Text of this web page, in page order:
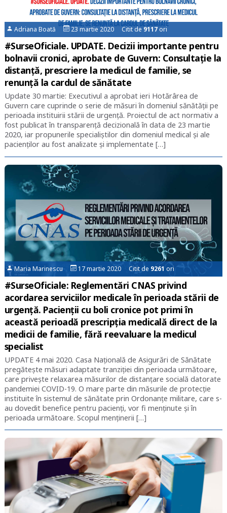
Adriana Boată 23 martie 2020 Citit de 9117ori
#SurseOficiale. UPDATE. Decizii importante pentru
bolnavii cronici, aprobate de Guvern: Consultație la
distanță, prescriere la medicul de familie, se
renunță la cardul de sănătate
Update 30 martie: Executivul a aprobat ieri Hotărârea de
Guvern care cuprinde o serie de măsuri în domeniul sănătății pe
perioada instituirii stării de urgență. Proiectul de act normativ a
fost publicat în transparență decizională în data de 23 martie
2020, iar propunerile specialiștilor din domeniul medical și ale
pacienților au fost analizate și implementate […]
Maria Marinescu 17 martie 2020 Citit de 9261 ori
#SurseOficiale: Reglementări CNAS privind
acordarea serviciilor medicale în perioada stării de
urgență. Pacienții cu boli cronice pot primi în
această perioadă prescripția medicală direct de la
medicii de familie, fără reevaluare la medicul
specialist
UPDATE 4 mai 2020. Casa Națională de Asigurări de Sănătate
pregătește măsuri adaptate tranziției din perioada următoare,
care privește relaxarea măsurilor de distanțare socială datorate
pandemiei COVID-19. O mare parte din măsurile de protecție
instituite în sistemul de sănătate prin Ordonanțe militare, care s-
au dovedit benefice pentru pacienți, vor fi menținute și în
perioada următoare. Scopul menținerii […]